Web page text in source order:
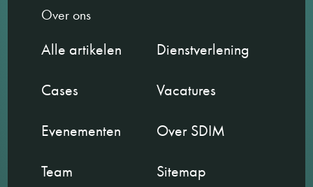
Over ons
Alle artikelen
Dienstverlening
Cases
Vacatures
Evenementen
Over SDIM
Team
Sitemap